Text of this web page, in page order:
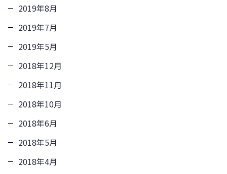
2019年8月
2019年7月
2019年5月
2018年12月
2018年11月
2018年10月
2018年6月
2018年5月
2018年4月